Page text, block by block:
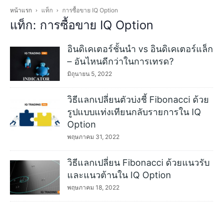
หน้าแรก แท็ก การซื้อขาย IQ Option
แท็ก: การซื้อขาย IQ Option
อินดิเคเตอร์ชั้นนำ vs อินดิเคเตอร์แล็ก
– อันไหนดีกว่าในการเทรด?
มิถุนายน 5, 2022
วิธีแลกเปลี่ยนตัวบ่งชี้ Fibonacci ด้วย
รูปแบบแท่งเทียนกลับรายการใน IQ
Option
พฤษภาคม 31, 2022
วิธีแลกเปลี่ยน Fibonacci ด้วยแนวรับ
และแนวต้านใน IQ Option
พฤษภาคม 18, 2022